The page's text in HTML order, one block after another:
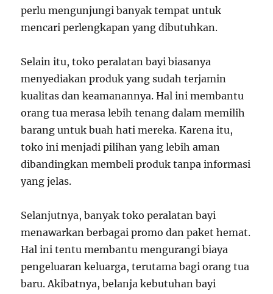
perlu mengunjungi banyak tempat untuk
mencari perlengkapan yang dibutuhkan.
Selain itu, toko peralatan bayi biasanya
menyediakan produk yang sudah terjamin
kualitas dan keamanannya. Hal ini membantu
orang tua merasa lebih tenang dalam memilih
barang untuk buah hati mereka. Karena itu,
toko ini menjadi pilihan yang lebih aman
dibandingkan membeli produk tanpa informasi
yang jelas.
Selanjutnya, banyak toko peralatan bayi
menawarkan berbagai promo dan paket hemat.
Hal ini tentu membantu mengurangi biaya
pengeluaran keluarga, terutama bagi orang tua
baru. Akibatnya, belanja kebutuhan bayi